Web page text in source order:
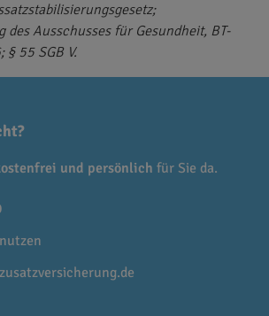
des Ausschusses für Gesundheit, BT-
55 SGB V.
und persönlich für Sie da.